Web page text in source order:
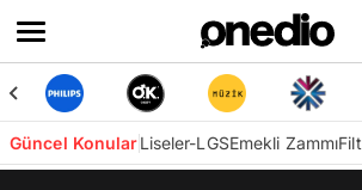
Güncel KonularLiseler-LGSEmekli Zammı